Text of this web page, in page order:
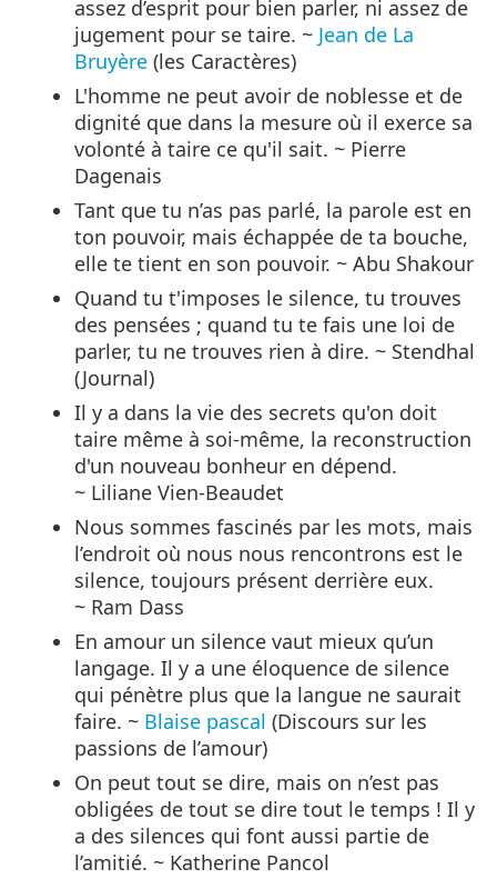
assez d’esprit pour bien parler, ni assez de
jugement pour se taire. ~ Jean de La
Bruyère (les Caractères)
L'homme ne peut avoir de noblesse et de
dignité que dans la mesure où il exerce sa
volonté à taire ce qu'il sait. ~ Pierre
Dagenais
Tant que tu n’as pas parlé, la parole est en
ton pouvoir, mais échappée de ta bouche,
elle te tient en son pouvoir. ~ Abu Shakour
Quand tu t'imposes le silence, tu trouves
des pensées ; quand tu te fais une loi de
parler, tu ne trouves rien à dire. ~ Stendhal
(Journal)
Il y a dans la vie des secrets qu'on doit
taire même à soi-même, la reconstruction
d'un nouveau bonheur en dépend.
~ Liliane Vien-Beaudet
Nous sommes fascinés par les mots, mais
l’endroit où nous nous rencontrons est le
silence, toujours présent derrière eux.
~ Ram Dass
En amour un silence vaut mieux qu’un
langage. Il y a une éloquence de silence
qui pénètre plus que la langue ne saurait
faire. ~ Blaise pascal (Discours sur les
passions de l’amour)
On peut tout se dire, mais on n’est pas
obligées de tout se dire tout le temps ! Il y
a des silences qui font aussi partie de
l’amitié. ~ Katherine Pancol